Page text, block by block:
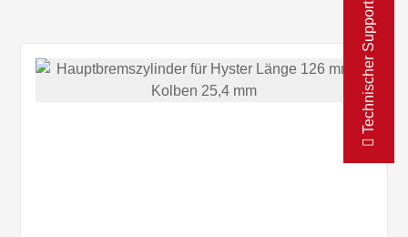
Technischer Support